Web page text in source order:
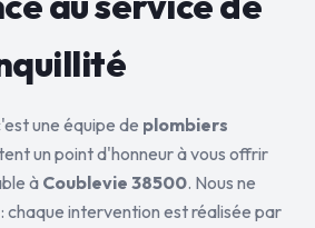
une équipe de plombiers
un point d'honneur à vous offrir
à Coublevie 38500. Nous ne
chaque intervention est réalisée par